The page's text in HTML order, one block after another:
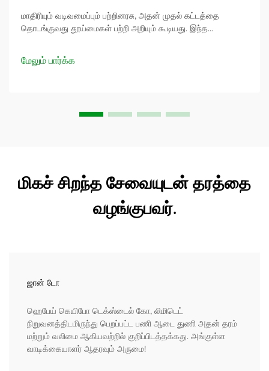
மாதிரியும் வடிவமைப்பும் பற்றினரசு, அதன் முதல் கட்டத்தை
தொடங்குவது தூய்மைகள் பற்றி அறியும் கூடியது. இந்த
கூறுவோம். நீங்கள் ஒரு மாதிரி வடிவமைப்பாளர் என்றாலும்...
மேலும் பார்க்க
மிகச் சிறந்த சேவையுடன் தரத்தை
வழங்குபவர்.
ஜான் டோ
ஹெபேய் கெயிபோ டெக்ஸ்டைல் கோ, லிமிடெட்
நிறுவனத்திடமிருந்து பெறப்பட்ட பணி ஆடை துணி அதன் தரம்
மற்றும் வலிமை ஆகியவற்றில் குறிப்பிடத்தக்கது. அங்குள்ள
வாடிக்கையாளர் ஆதரவும் அருமை!